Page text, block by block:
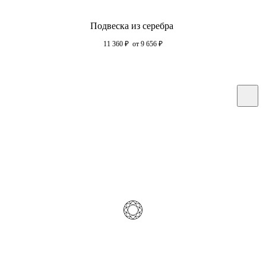
Подвеска из серебра
11 360 ₽ от 9 656 ₽